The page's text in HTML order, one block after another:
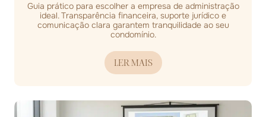
Guia prático para escolher a empresa de administração
ideal. Transparência financeira, suporte jurídico e
comunicação clara garantem tranquilidade ao seu
condomínio.
LER MAIS